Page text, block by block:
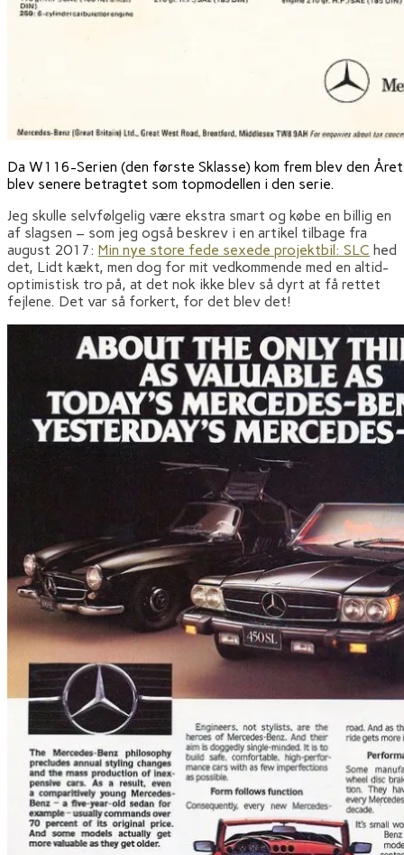
Da W116-Serien (den første Sklasse) kom frem blev den
blev senere betragtet som topmodellen i den serie.
Jeg skulle selvfølgelig være ekstra smart og købe en billig en
af slagsen – som jeg også beskrev i en artikel tilbage fra
august 2017: Min nye store fede sexede projektbil: SLC hed
det, Lidt kækt, men dog for mit vedkommende med en altid-
optimistisk tro på, at det nok ikke blev så dyrt at få rettet
fejlene. Det var så forkert, for det blev det!